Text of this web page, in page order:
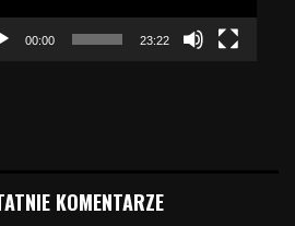
00:00 23:22
KOMENTARZE